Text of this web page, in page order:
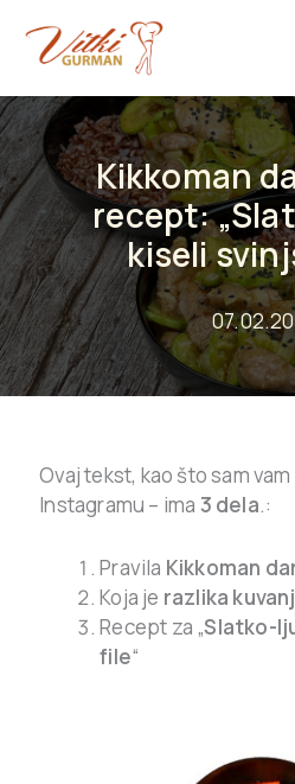
content
Kikkoman
recept:
kiseli
Ovaj tekst, kao što sam
Instagramu – ima 3 dela.:
Pravila Kikkoman
Koja je razlika
Recept za „Slatko-
file“